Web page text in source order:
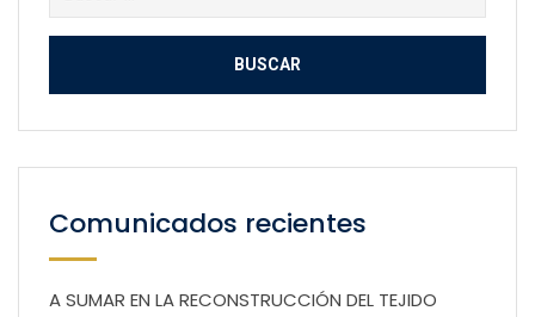
Comunicados recientes
A SUMAR EN LA RECONSTRUCCIÓN DEL TEJIDO